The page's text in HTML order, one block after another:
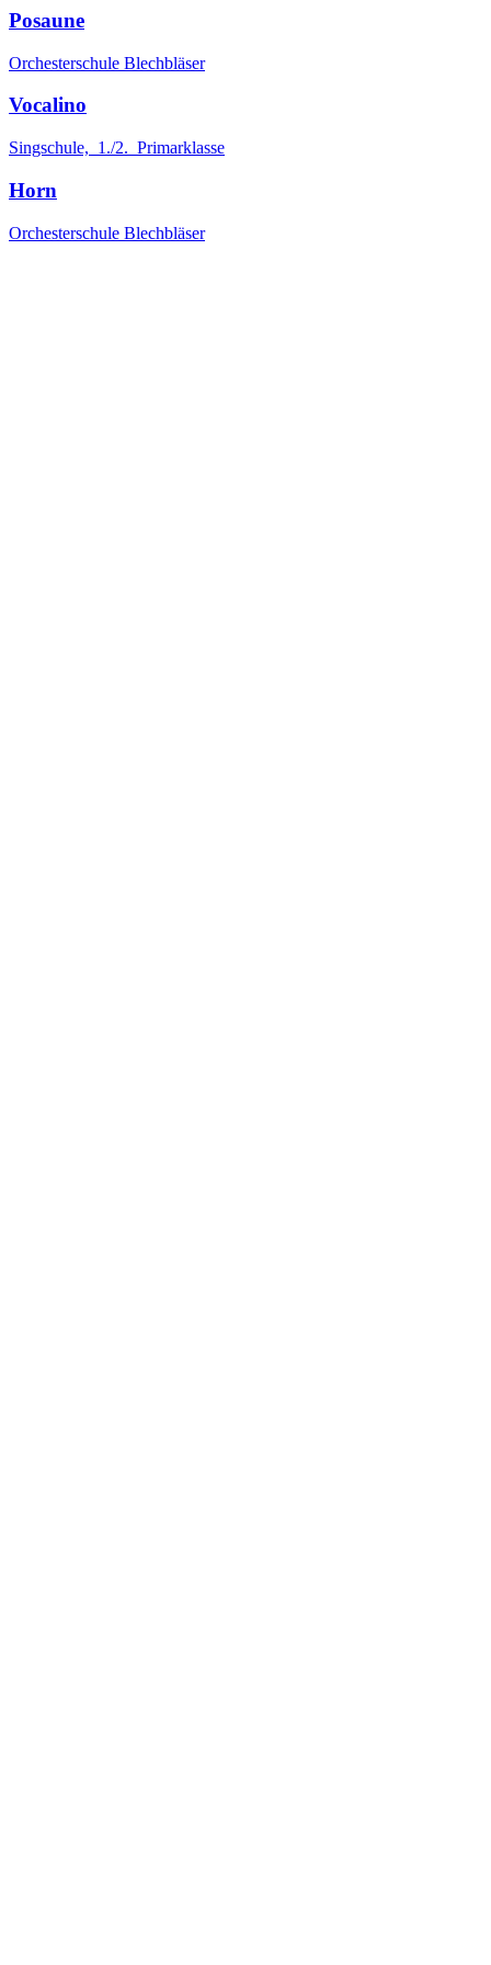
Posaune
Orchesterschule Blechbläser
Vocalino
Singschule, 1./2. Primarklasse
Horn
Orchesterschule Blechbläser